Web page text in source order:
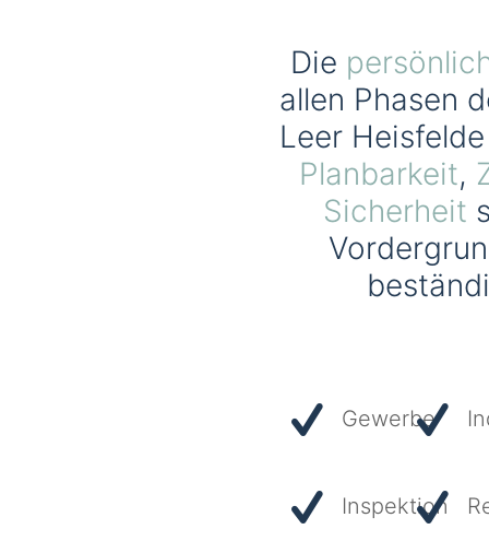
Die
allen Phasen
Leer
Planbarkeit,
Sicherheit
Gewerbe
Inspektion